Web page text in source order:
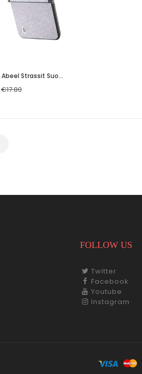
Kuori Oppo Find N3 Flip Abeel Strassit Suojakuori
€17.80
FOLLOW US
Twitter
Facebook
Youtube
Instagram